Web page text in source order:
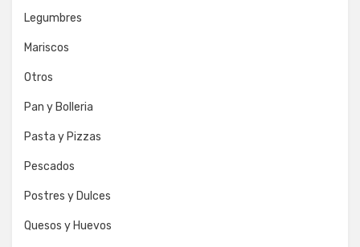
Legumbres
Mariscos
Otros
Pan y Bolleria
Pasta y Pizzas
Pescados
Postres y Dulces
Quesos y Huevos